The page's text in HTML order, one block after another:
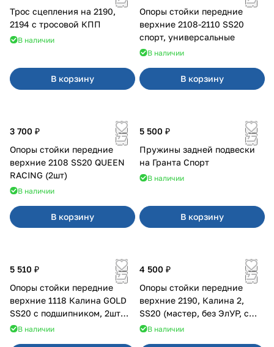
Трос сцепления на 2190,
2194 с тросовой КПП
В наличии
В корзину
Опоры стойки передние
верхние 2108-2110 SS20
спорт, универсальные
В наличии
В корзину
3 700 ₽
Опоры стойки передние
верхние 2108 SS20 QUEEN
RACING (2шт)
В наличии
В корзину
5 500 ₽
Пружины задней подвески
на Гранта Спорт
В наличии
В корзину
5 510 ₽
Опоры стойки передние
верхние 1118 Калина GOLD
SS20 с подшипником, 2шт
10115
В наличии
4 500 ₽
Опоры стойки передние
верхние 2190, Калина 2,
SS20 (мастер, без ЭлУР, с
подшипником) 2шт 10122
В наличии